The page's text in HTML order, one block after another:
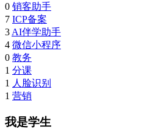
0 销客助手
7 ICP备案
3 AI伴学助手
4 微信小程序
0 教务
1 分课
1 人脸识别
1 营销
我是学生